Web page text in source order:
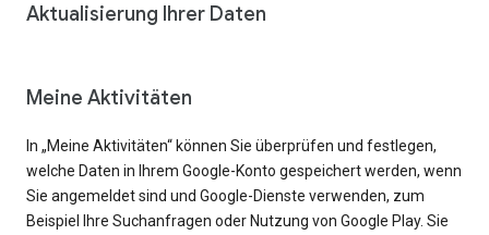
Aktualisierung Ihrer Daten
Meine Aktivitäten
In „Meine Aktivitäten“ können Sie überprüfen und festlegen,
welche Daten in Ihrem Google-Konto gespeichert werden, wenn
Sie angemeldet sind und Google-Dienste verwenden, zum
Beispiel Ihre Suchanfragen oder Nutzung von Google Play. Sie